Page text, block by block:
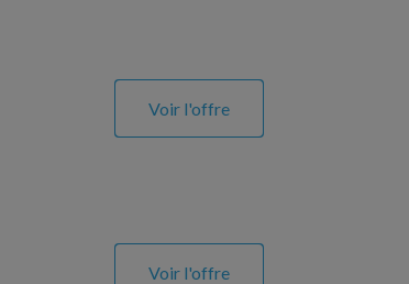
Voir l'offre
Voir l'offre